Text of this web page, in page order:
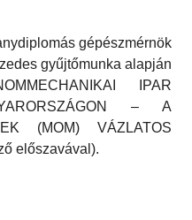
gépészmérnök
gyűjtőmunka alapján
IPAR
– A
(MOM) VÁZLATOS
előszavával).